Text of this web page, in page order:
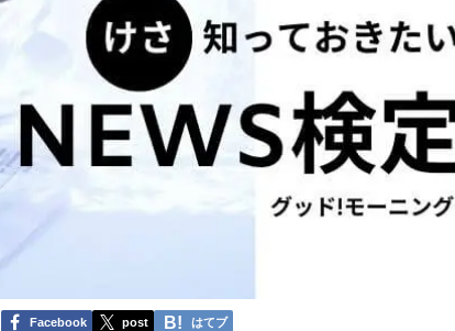
Facebook post はてブ